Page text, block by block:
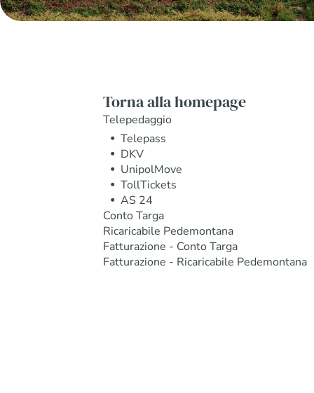
Torna alla homepage
Telepedaggio
Telepass
DKV
UnipolMove
TollTickets
AS 24
Conto Targa
Ricaricabile Pedemontana
Fatturazione - Conto Targa
Fatturazione - Ricaricabile Pedemontana